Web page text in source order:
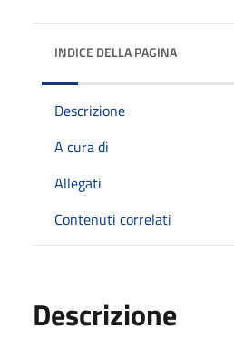
INDICE DELLA PAGINA
Descrizione
A cura di
Allegati
Contenuti correlati
Descrizione